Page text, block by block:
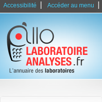
Accessibilité Accéder au menu